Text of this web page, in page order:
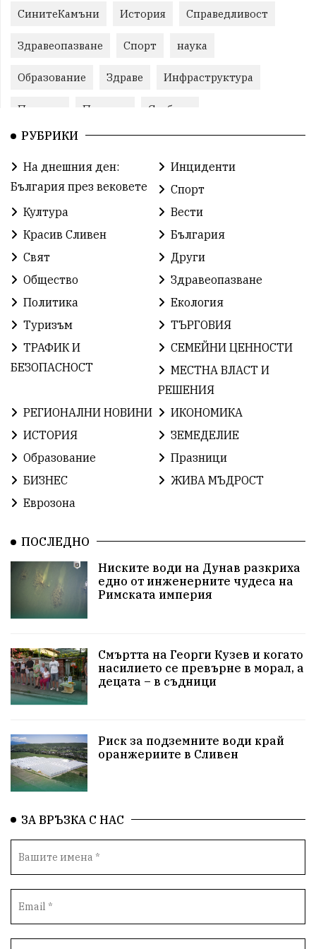
СинитеКамъни История Справедливост
Здравеопазване Спорт наука
Образование Здраве Инфраструктура
Пеевски Протест Свобода
ИвелинМихайлов
Празник ГражданскоОбщество
РадостинВасилев ЛекаАтлетика
ХристоИлиев БългарскоЗемеделие
БългарскиСпорт
ОбщественИнтерес земеделие
ИсторияНаБългария Иновации САЩ
БългарскаГордост Археология Твърдица
Легенда Право
ОтровнатаЯбълка ЦветомирПетков
България2025
ИкономикаНаСъпротивата УрсулаФонДерЛайен
ПетърПетров
Технологии НародноСъбрание
ПравоваДържава Варна Родителство
ПътнаБезопасност Магнитски Санкции
ОколнаСреда
Общност ИсторическиПарк ВоенноВреме
Космос ВоднаКриза Вода Мир
Безопастност
БъдещевБългария ДостойнаБългария
РУБРИКИ
На днешния ден:
България през вековете
Инциденти
Спорт
Култура
Вести
Красив Сливен
България
Свят
Други
Общество
Здравеопазване
Политика
Екология
Туризъм
ТЪРГОВИЯ
ТРАФИК И
БЕЗОПАСНОСТ
СЕМЕЙНИ ЦЕННОСТИ
МЕСТНА ВЛАСТ И
РЕШЕНИЯ
РЕГИОНАЛНИ НОВИНИ
ИКОНОМИКА
ИСТОРИЯ
ЗЕМЕДЕЛИЕ
Образование
Празници
БИЗНЕС
ЖИВА МЪДРОСТ
Еврозона
ПОСЛЕДНО
Ниските води на Дунав разкриха
едно от инженерните чудеса на
Римската империя
Смъртта на Георги Кузев и когато
насилието се превърне в морал, а
децата – в съдници
Риск за подземните води край
оранжериите в Сливен
ЗА ВРЪЗКА С НАС